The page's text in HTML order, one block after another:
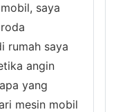
saya
rumah saya
angin
yang
mesin mobil